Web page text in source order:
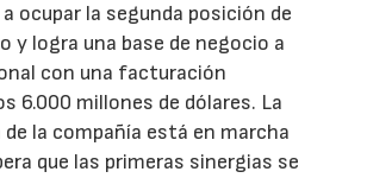
ocupar la segunda posición de
y logra una base de negocio a
con una facturación
6.000 millones de dólares. La
la compañía está en marcha
que las primeras sinergias se